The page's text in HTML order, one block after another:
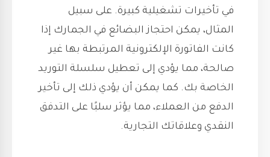
في تأخيرات تشغيلية كبيرة. على سبيل
المثال، يمكن احتجاز البضائع في الجمارك إذا
كانت الفاتورة الإلكترونية المرتبطة بها غير
صالحة، مما يؤدي إلى تعطيل سلسلة التوريد
الخاصة بك. كما يمكن أن يؤدي ذلك إلى تأخير
الدفع من العملاء، مما يؤثر سلبًا على التدفق
النقدي وعلاقاتك التجارية.